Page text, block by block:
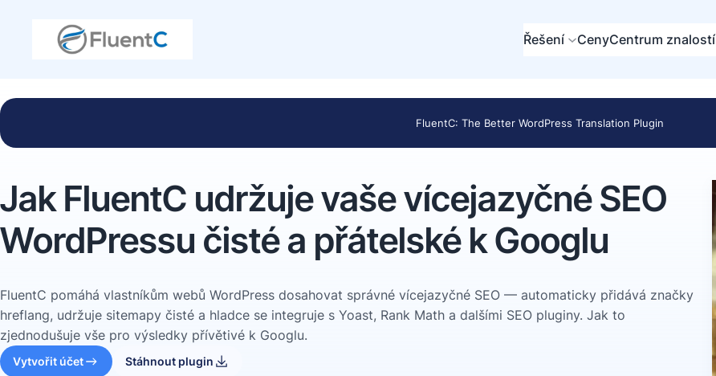
Řešení CenyCentrum znalostí
FluentC: The Better WordPress Translation Plugin
Jak FluentC udržuje vaše vícejazyčné SEO
WordPressu čisté a přátelské k Googlu
FluentC pomáhá vlastníkům webů WordPress dosahovat správné vícejazyčné SEO — automaticky přidává značky
hreflang, udržuje sitemapy čisté a hladce se integruje s Yoast, Rank Math a dalšími SEO pluginy. Jak to
zjednodušuje vše pro výsledky přívětivé k Googlu.
Vytvořit účet Stáhnout plugin